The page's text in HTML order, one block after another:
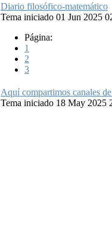
Diario filosófico-matemático
Tema iniciado 01 Jun 2025
Página:
1
2
3
Aquí compartimos canales
Tema iniciado 18 May 2025